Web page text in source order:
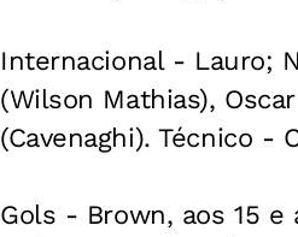
Internacional - Lauro;
(Wilson Mathias),
(Cavenaghi). Técnico -
Gols - Brown, aos 15 e